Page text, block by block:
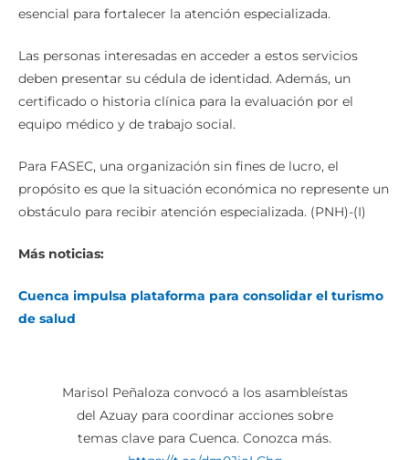
esencial para fortalecer la atención especializada.
Las personas interesadas en acceder a estos servicios
deben presentar su cédula de identidad. Además, un
certificado o historia clínica para la evaluación por el
equipo médico y de trabajo social.
Para FASEC, una organización sin fines de lucro, el
propósito es que la situación económica no represente un
obstáculo para recibir atención especializada. (PNH)-(I)
Más noticias:
Cuenca impulsa plataforma para consolidar el turismo
de salud
Marisol Peñaloza convocó a los asambleístas
del Azuay para coordinar acciones sobre
temas clave para Cuenca. Conozca más.